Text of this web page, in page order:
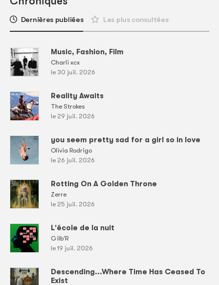
Dernières publiées Les plus consultées
Music, Fashion, Film
Charli xcx
le 30 juil. 2026
Reality Awaits
The Strokes
le 29 juil. 2026
you seem pretty sad for a girl so in love
Olivia Rodrigo
le 26 juil. 2026
Rotting On A Golden Throne
Zerre
le 25 juil. 2026
L'école de la nuit
Gilb'R
le 19 juil. 2026
Descending...Where Time Has Ceased To
Exist